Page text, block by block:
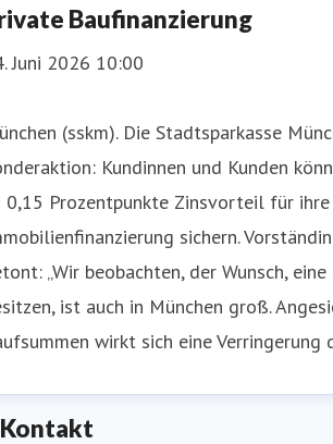
Baufinanzierung
Juni 2026 10:00
(sskm). Die Stadtsparkasse
Kundinnen und Kunden
0,15 Prozentpunkte Zinsvorteil für
sichern.
„Wir beobachten, der Wunsch,
ist auch in München groß.
wirkt sich eine
Kontakt